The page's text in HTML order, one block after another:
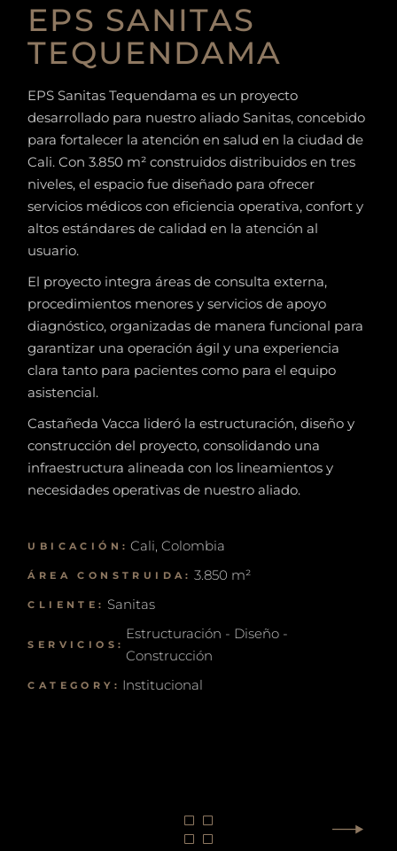
EPS SANITAS
TEQUENDAMA
EPS Sanitas Tequendama es un proyecto
desarrollado para nuestro aliado Sanitas, concebido
para fortalecer la atención en salud en la ciudad de
Cali. Con 3.850 m² construidos distribuidos en tres
niveles, el espacio fue diseñado para ofrecer
servicios médicos con eficiencia operativa, confort y
altos estándares de calidad en la atención al
usuario.
El proyecto integra áreas de consulta externa,
procedimientos menores y servicios de apoyo
diagnóstico, organizadas de manera funcional para
garantizar una operación ágil y una experiencia
clara tanto para pacientes como para el equipo
asistencial.
Castañeda Vacca lideró la estructuración, diseño y
construcción del proyecto, consolidando una
infraestructura alineada con los lineamientos y
necesidades operativas de nuestro aliado.
UBICACIÓN: Cali, Colombia
ÁREA CONSTRUIDA: 3.850 m²
CLIENTE: Sanitas
SERVICIOS:
Estructuración - Diseño -
Construcción
CATEGORY: Institucional